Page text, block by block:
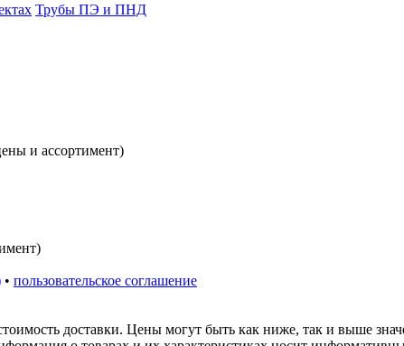
Трубы ПЭ и ПНД
• пользовательское соглашение
доставки. Цены могут быть как ниже, так и выше